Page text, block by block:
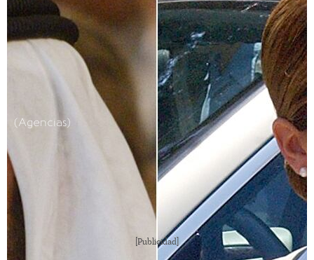
(Agencias)
[Publicidad]